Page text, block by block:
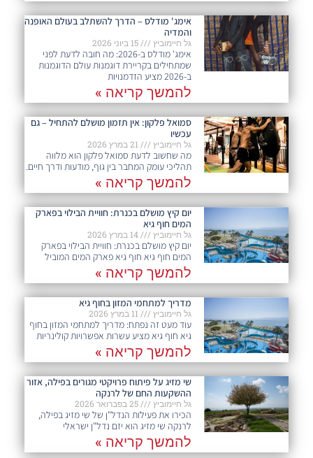
אימג' מודלס – הדרך להשתלב בעולם האופנה
והמדיה
גל חיימוביץ
אימג' מודלס ב-2026: מה חובה לדעת לפני
שמתחילים בקריירת דוגמנות עולם הדוגמנות
ב-2026 מציע הזדמנויות
להמשך קריאה »
סמואל פלקון: אין תזמון מושלם להתחיל – גם
עכשיו
גל חיימוביץ
מה שחשוב לדעת סמואל פלקון הוא מלווה
תהליכי עומק המחבר בין גוף, מודעות ודרך חיים.
להמשך קריאה »
יום קיץ מושלם בכנרת: חוויית הבילוי בפארק
המים חוף גיא
גל חיימוביץ
יום קיץ מושלם בכנרת: חוויית הבילוי בפארק
המים חוף גיא חוף גיא פארק המים המוביל
להמשך קריאה »
מדריך למתחמי המזון בחוף גיא
גל חיימוביץ
עוד מעט זה נפתח: מדריך למתחמי המזון בחוף
גיא חוף גיא מציע עשרות אפשרויות קולינריות
להמשך קריאה »
שי מזיג על פיתוח פרויקטי מגורים בפילה, אזור
ההשקעות החם של לרנקה
גל חיימוביץ
הכירו את פעילות הנדל"ן של שי מזיג בפילה,
לרנקה שי מזיג הוא יזם נדל"ן ישראלי
להמשך קריאה »